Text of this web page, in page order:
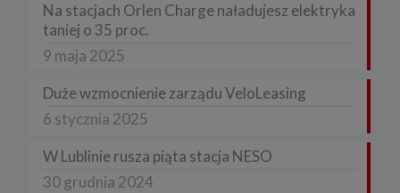
Na stacjach Orlen Charge naładujesz elektryka
taniej o 35 proc.
9 maja 2025
Duże wzmocnienie zarządu VeloLeasing
6 stycznia 2025
W Lublinie rusza piąta stacja NESO
30 grudnia 2024